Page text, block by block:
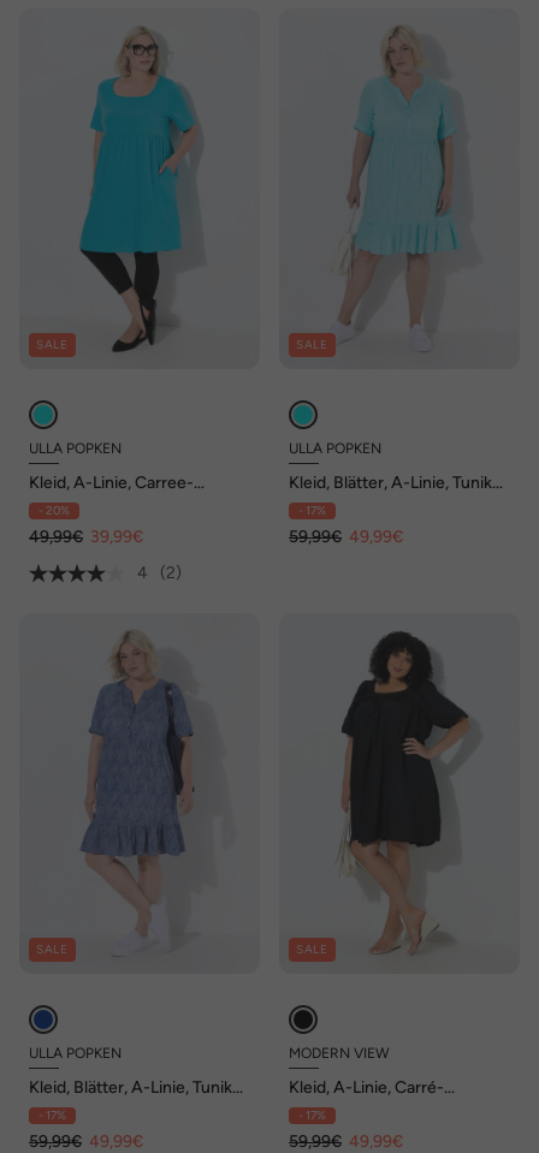
SALE
ULLA POPKEN
Kleid, A-Linie, Carree-
Ausschnitt, Halbarm,
Taschen
- 20%
49,99€ 39,99€
4
(2)
SALE
ULLA POPKEN
Kleid, Blätter, A-Linie, Tunika-
Ausschnitt, Halbarm
- 17%
59,99€ 49,99€
SALE
ULLA POPKEN
Kleid, Blätter, A-Linie, Tunika-
Ausschnitt, Halbarm
- 17%
59,99€ 49,99€
SALE
MODERN VIEW
Kleid, A-Linie, Carré-
Ausschnitt, Ballon-Halbarm
- 17%
59,99€ 49,99€